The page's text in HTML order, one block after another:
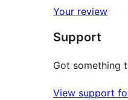
রিভিউ
স্টার
রিভিউ
Your review
Support
Got something
View support